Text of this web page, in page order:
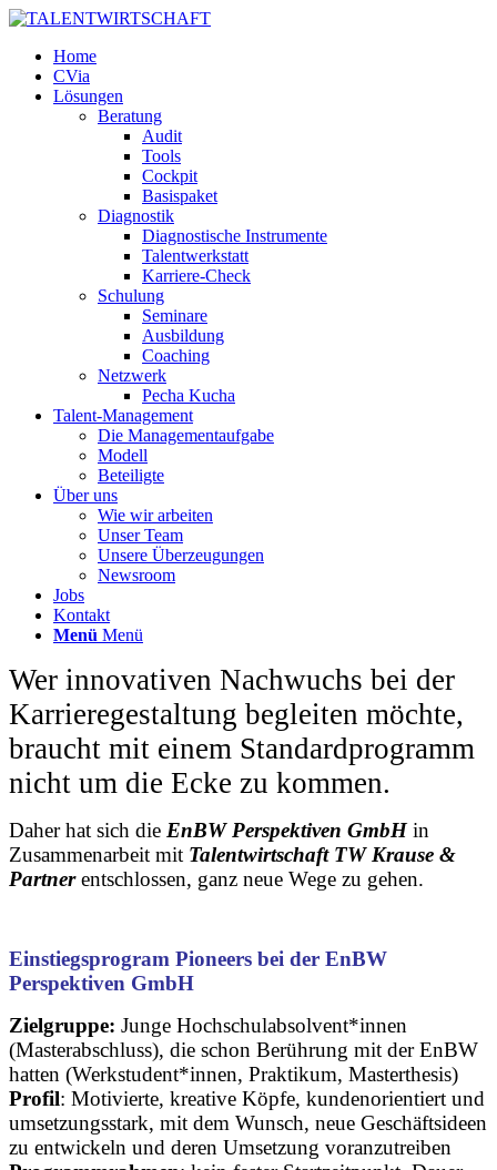
Home
CVia
Lösungen
Beratung
Audit
Tools
Cockpit
Basispaket
Diagnostik
Diagnostische Instrumente
Talentwerkstatt
Karriere-Check
Schulung
Seminare
Ausbildung
Coaching
Netzwerk
Pecha Kucha
Talent-Management
Die Managementaufgabe
Modell
Beteiligte
Über uns
Wie wir arbeiten
Unser Team
Unsere Überzeugungen
Newsroom
Jobs
Kontakt
Menü Menü
Wer innovativen Nachwuchs bei der
Karrieregestaltung begleiten möchte,
braucht mit einem Standardprogramm
nicht um die Ecke zu kommen.
Daher hat sich die EnBW Perspektiven GmbHin
Zusammenarbeit mit Talentwirtschaft TW Krause &
Partner entschlossen, ganz neue Wege zu gehen.
Einstiegsprogram Pioneers bei der EnBW
Perspektiven GmbH
Zielgruppe: Junge Hochschulabsolvent*innen
(Masterabschluss), die schon Berührung mit der EnBW
hatten (Werkstudent*innen, Praktikum, Masterthesis)
Profil: Motivierte, kreative Köpfe, kundenorientiert und
umsetzungsstark, mit dem Wunsch, neue Geschäftsideen
zu entwickeln und deren Umsetzung voranzutreiben